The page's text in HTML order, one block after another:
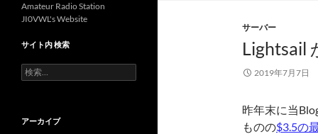
サーバー
Lightsail
2019年7月7日
昨年末に当
ものの$3.5の
Amateur Radio Station
JI0VWL's Website
サイト内 検索
検
索:
アーカイブ